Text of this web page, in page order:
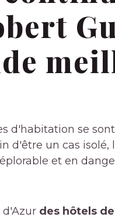
d'habitation se
d'être un cas
et en
d'Azur des hôtels